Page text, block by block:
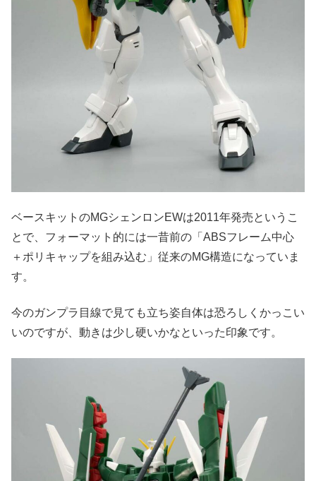
ベースキットのMGシェンロンEWは2011年発売というこ
とで、フォーマット的には一昔前の「ABSフレーム中心
＋ポリキャップを組み込む」従来のMG構造になっていま
す。
今のガンプラ目線で見ても立ち姿自体は恐ろしくかっこい
いのですが、動きは少し硬いかなといった印象です。